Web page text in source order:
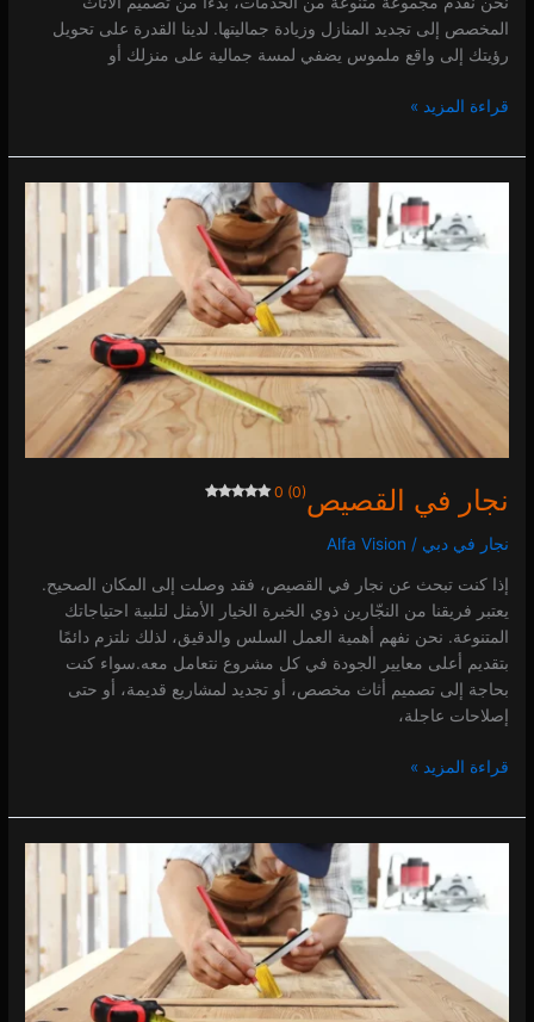
المخصص إلى تجديد المنازل وزيادة جماليتها. لدينا القدرة على تحويل
رؤيتك إلى واقع ملموس يضفي لمسة جمالية على منزلك أو
قراءة المزيد »
نجار في القصيص0 (0)
نجار في دبي /
Alfa Vision
إذا كنت تبحث عن نجار في القصيص، فقد وصلت إلى المكان الصحيح.
يعتبر فريقنا من النجّارين ذوي الخبرة الخيار الأمثل لتلبية احتياجاتك
المتنوعة. نحن نفهم أهمية العمل السلس والدقيق، لذلك نلتزم دائمًا
بتقديم أعلى معايير الجودة في كل مشروع نتعامل معه.سواء كنت
بحاجة إلى تصميم أثاث مخصص، أو تجديد لمشاريع قديمة، أو حتى
إصلاحات عاجلة،
القصيص
قراءة المزيد »
الراشدية